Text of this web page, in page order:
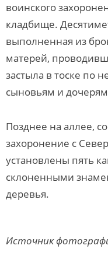
воинского
кладбище.
выполненная из
матерей,
застыла в тоске по
сыновьям и
Позднее на аллее,
захоронение с
установлены пять
склоненными
деревья.
Источник